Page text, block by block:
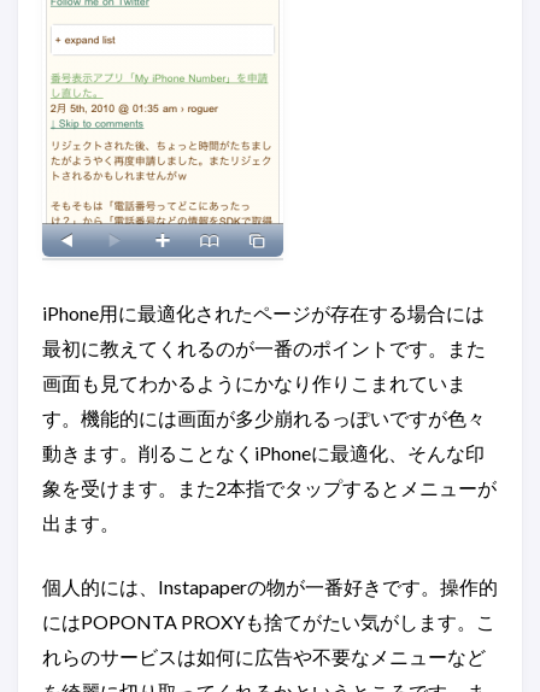
iPhone用に最適化されたページが存在する場合には
最初に教えてくれるのが一番のポイントです。また
画面も見てわかるようにかなり作りこまれていま
す。機能的には画面が多少崩れるっぽいですが色々
動きます。削ることなくiPhoneに最適化、そんな印
象を受けます。また2本指でタップするとメニューが
出ます。
個人的には、Instapaperの物が一番好きです。操作的
にはPOPONTA PROXYも捨てがたい気がします。こ
れらのサービスは如何に広告や不要なメニューなど